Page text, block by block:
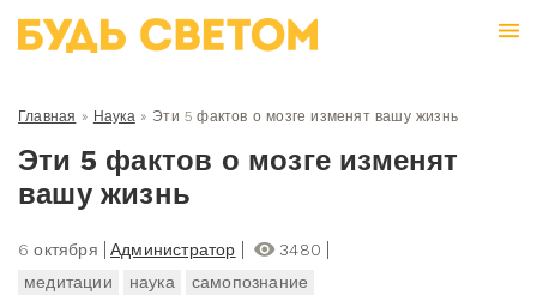
Главная » Наука» Эти 5 фактов о мозге изменят вашу жизнь
Эти 5 фактов о мозге изменят
вашу жизнь
6 октября Администратор
3480
медитации
наука самопознание